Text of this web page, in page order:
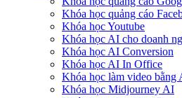
Khóa học quảng cáo
Khóa học Youtube
Khóa học AI cho doanh
Khóa học AI Conversion
Khóa học AI In Office
Khóa học làm video bằng
Khóa học Midjourney AI